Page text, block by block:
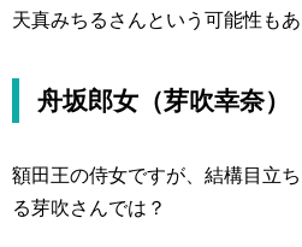
天真みちるさんという可能性もあ
舟坂郎女（芽吹幸奈）
額田王の侍女ですが、結構目立
る芽吹さんでは？